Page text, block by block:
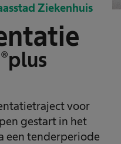
Ziekenhuis
®plus
voor
gestart in het
een tenderperiode